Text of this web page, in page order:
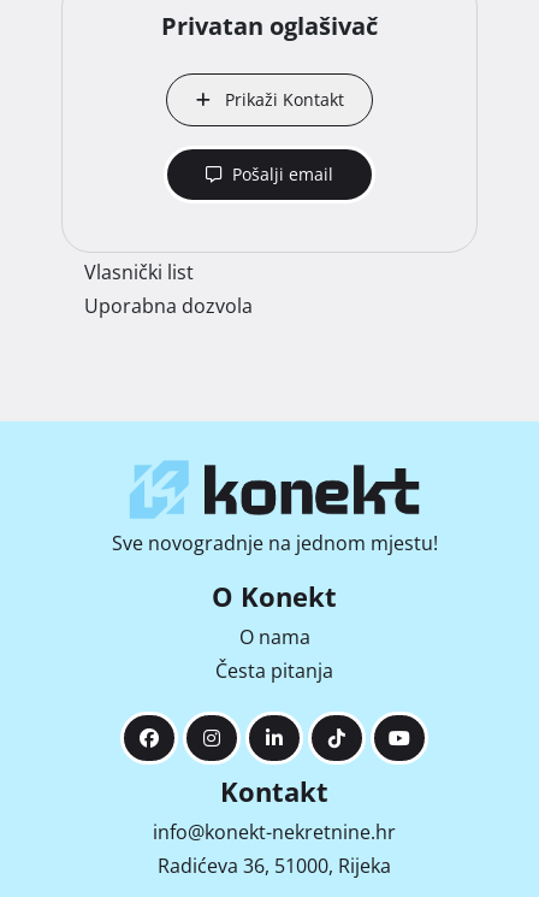
Privatan oglašivač
Prikaži Kontakt
Pošalji email
Vlasnički list
Uporabna dozvola
Sve novogradnje na jednom mjestu!
O Konekt
O nama
Česta pitanja
Kontakt
info@konekt-nekretnine.hr
Radićeva 36, 51000, Rijeka